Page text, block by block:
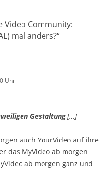
Video Community:
mal anders?“
Uhr
Gestaltung […]
auch YourVideo auf ihre
das MyVideo ab morgen
ab morgen ganz und